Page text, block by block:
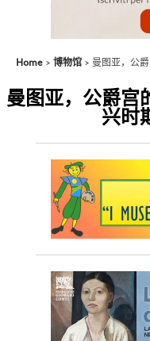
Home 博物馆 曼图亚，公
曼图亚，公爵宫
兴时